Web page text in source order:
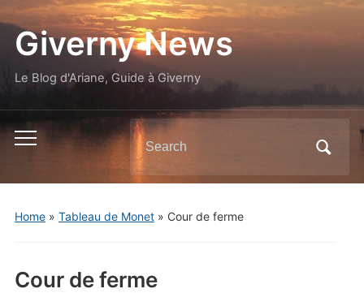
Giverny News
Le Blog d'Ariane, Guide à Giverny
Toggle
menu
Search
for:
Home» Tableau de Monet» Cour de ferme
Cour de ferme